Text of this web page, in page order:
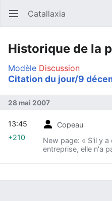
Ouvrir le menu principal Catallaxia
Historique de la
Modèle Discussion
Citation du jour/9
28 mai 2007
Copeau
New page: « S'il y
entreprise, elle n'a
13:45
+210